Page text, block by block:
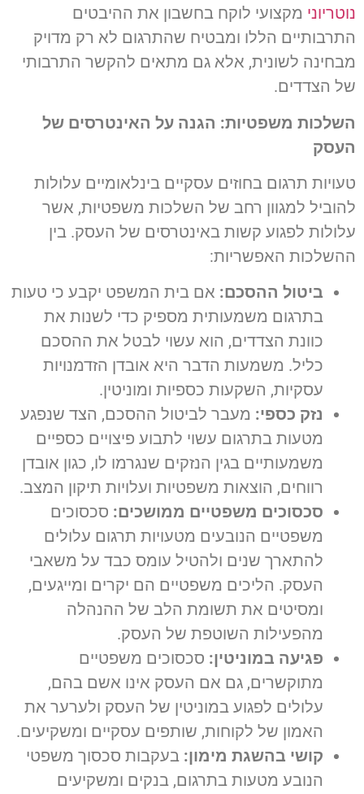
נוטריוני מקצועי לוקח בחשבון את ההיבטים
התרבותיים הללו ומבטיח שהתרגום לא רק מדויק
מבחינה לשונית, אלא גם מתאים להקשר התרבותי
של הצדדים.
השלכות משפטיות: הגנה על האינטרסים של
העסק
טעויות תרגום בחוזים עסקיים בינלאומיים עלולות
להוביל למגוון רחב של השלכות משפטיות, אשר
עלולות לפגוע קשות באינטרסים של העסק. בין
ההשלכות האפשריות:
ביטול ההסכם: אם בית המשפט יקבע כי טעות
בתרגום משמעותית מספיק כדי לשנות את
כוונת הצדדים, הוא עשוי לבטל את ההסכם
כליל. משמעות הדבר היא אובדן הזדמנויות
עסקיות, השקעות כספיות ומוניטין.
נזק כספי: מעבר לביטול ההסכם, הצד שנפגע
מטעות בתרגום עשוי לתבוע פיצויים כספיים
משמעותיים בגין הנזקים שנגרמו לו, כגון אובדן
רווחים, הוצאות משפטיות ועלויות תיקון המצב.
סכסוכים משפטיים ממושכים: סכסוכים
משפטיים הנובעים מטעויות תרגום עלולים
להתארך שנים ולהטיל עומס כבד על משאבי
העסק. הליכים משפטיים הם יקרים ומייגעים,
ומסיטים את תשומת הלב של ההנהלה
מהפעילות השוטפת של העסק.
פגיעה במוניטין: סכסוכים משפטיים
מתוקשרים, גם אם העסק אינו אשם בהם,
עלולים לפגוע במוניטין של העסק ולערער את
האמון של לקוחות, שותפים עסקיים ומשקיעים.
קושי בהשגת מימון: בעקבות סכסוך משפטי
הנובע מטעות בתרגום, בנקים ומשקיעים